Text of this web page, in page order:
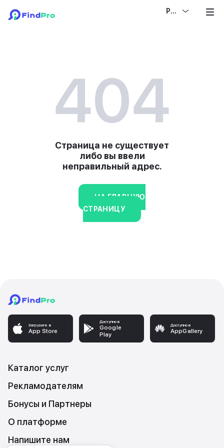
РУС
404
Страница не существует
либо вы ввели
неправильный адрес.
НА ГЛАВНУЮ
СТРАНИЦУ
Загрузите в
App Store
Доступно в
Google
Play
Доступно в
AppGallery
Каталог услуг
Рекламодателям
Бонусы и Партнеры
О платформе
Напишите нам